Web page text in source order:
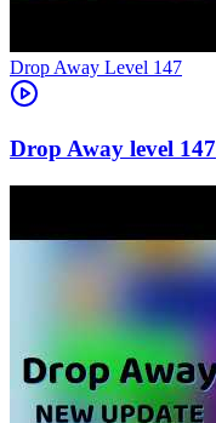
Level 147
147